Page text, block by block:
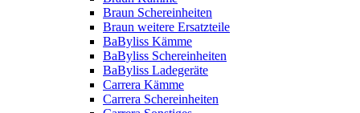
Braun Schereinheiten
Braun weitere Ersatzteile
BaByliss Kämme
BaByliss Schereinheiten
BaByliss Ladegeräte
Carrera Kämme
Carrera Schereinheiten